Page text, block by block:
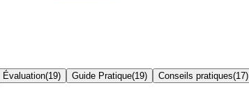
Évaluation(19) Guide Pratique(19) Conseils pratiques(17)